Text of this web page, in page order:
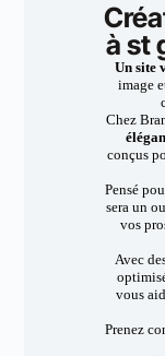
à st
Un site
image
Chez
conçus
Pensé
sera un
vos
Avec
vous
Prenez